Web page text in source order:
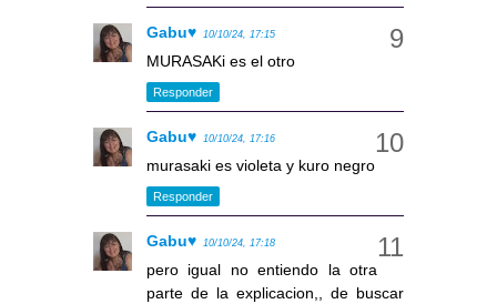
Gabu♥ 10/10/24, 17:15
MURASAKi es el otro
Responder
Gabu♥ 10/10/24, 17:16
murasaki es violeta y kuro negro
Responder
Gabu♥ 10/10/24, 17:18
pero igual no entiendo la otra
parte de la explicacion,, de buscar